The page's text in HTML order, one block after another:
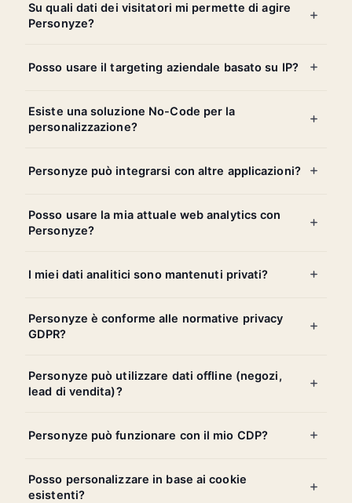
Su quali dati dei visitatori mi permette di agire
Personyze?
Posso usare il targeting aziendale basato su IP?
Esiste una soluzione No-Code per la
personalizzazione?
Personyze può integrarsi con altre applicazioni?
Posso usare la mia attuale web analytics con
Personyze?
I miei dati analitici sono mantenuti privati?
Personyze è conforme alle normative privacy
GDPR?
Personyze può utilizzare dati offline (negozi,
lead di vendita)?
Personyze può funzionare con il mio CDP?
Posso personalizzare in base ai cookie
esistenti?